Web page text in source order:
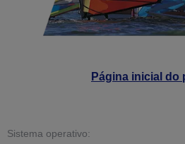
Página inicial do
Sistema operativo: